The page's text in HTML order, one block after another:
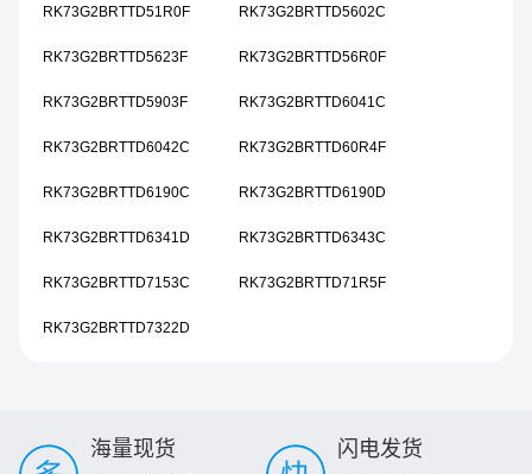
RK73G2BRTTD51R0F RK73G2BRTTD5602C
RK73G2BRTTD5623F RK73G2BRTTD56R0F
RK73G2BRTTD5903F RK73G2BRTTD6041C
RK73G2BRTTD6042C RK73G2BRTTD60R4F
RK73G2BRTTD6190C RK73G2BRTTD6190D
RK73G2BRTTD6341D RK73G2BRTTD6343C
RK73G2BRTTD7153C RK73G2BRTTD71R5F
RK73G2BRTTD7322D
海量现货 闪电发货